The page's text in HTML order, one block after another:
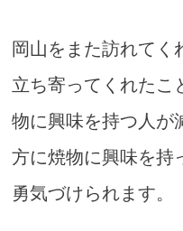
岡山をまた訪れてく
立ち寄ってくれたこ
物に興味を持つ人が
方に焼物に興味を持
勇気づけられます。